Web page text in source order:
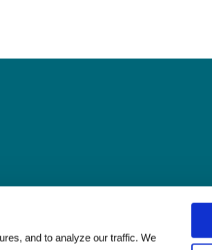
and to analyze our traffic. We